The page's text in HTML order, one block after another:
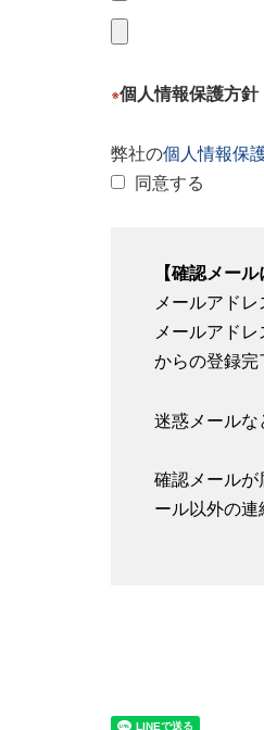
※個人情報保護方針
弊社の個人情報保
同意する
【確認メー
メールアド
メールアド
からの登録完
迷惑メールな
確認メール
ール以外の連